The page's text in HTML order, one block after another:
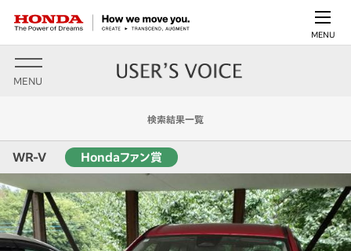
MENU
MENU
検索結果一覧
WR-V Hondaファン賞